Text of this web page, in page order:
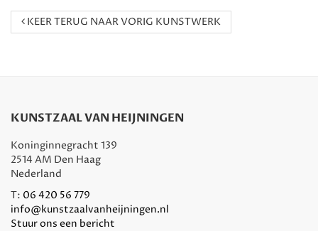
KEER TERUG NAAR VORIG KUNSTWERK
KUNSTZAAL VAN HEIJNINGEN
Koninginnegracht 139
2514 AM Den Haag
Nederland
T: 06 420 56 779
info@kunstzaalvanheijningen.nl
Stuur ons een bericht